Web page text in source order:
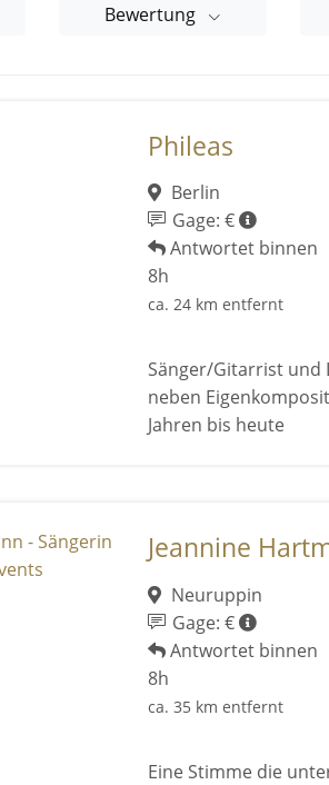
Bewertung
Phileas
Berlin
Gage: €
Antwortet binnen
8h
ca. 24 km entfernt
Sänger/Gitarrist und
neben
Jahren bis heute
Jeannine
Neuruppin
Gage: €
Antwortet binnen
8h
ca. 35 km entfernt
Eine Stimme die